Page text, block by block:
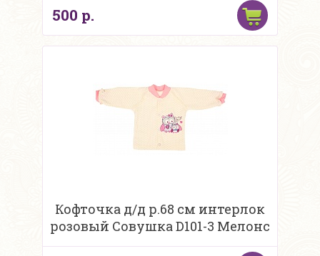
500 р.
Кофточка д/д р.68 см интерлок
розовый Совушка D101-3 Мелонс